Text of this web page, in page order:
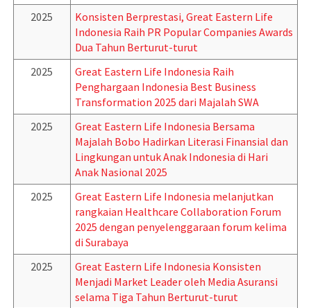
2025
Konsisten Berprestasi, Great Eastern Life
Indonesia Raih PR Popular Companies Awards
Dua Tahun Berturut-turut
2025
Great Eastern Life Indonesia Raih
Penghargaan Indonesia Best Business
Transformation 2025 dari Majalah SWA
2025
Great Eastern Life Indonesia Bersama
Majalah Bobo Hadirkan Literasi Finansial dan
Lingkungan untuk Anak Indonesia di Hari
Anak Nasional 2025
2025
Great Eastern Life Indonesia melanjutkan
rangkaian Healthcare Collaboration Forum
2025 dengan penyelenggaraan forum kelima
di Surabaya
2025
Great Eastern Life Indonesia Konsisten
Menjadi Market Leader oleh Media Asuransi
selama Tiga Tahun Berturut-turut